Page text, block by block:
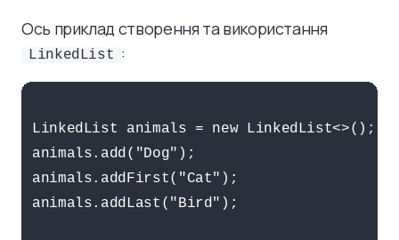
Ось приклад створення та використання
LinkedList :
LinkedList animals = new LinkedList<>();
animals.add("Dog");
animals.addFirst("Cat");
animals.addLast("Bird");